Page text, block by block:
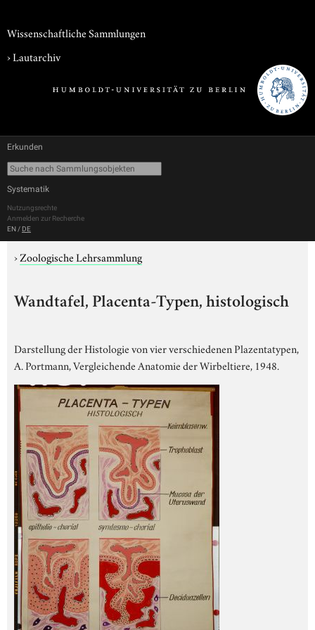
Wissenschaftliche Sammlungen
›Lautarchiv
Erkunden
Systematik
Nutzungsrechte
Anmelden zur Recherche
EN / DE
›Zoologische Lehrsammlung
Wandtafel, Placenta-Typen, histologisch
Darstellung der Histologie von vier verschiedenen Plazentatypen,
A. Portmann, Vergleichende Anatomie der Wirbeltiere, 1948.